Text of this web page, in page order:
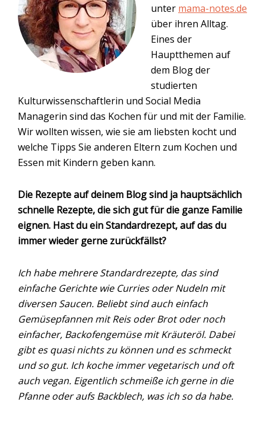
unter mama-notes.de
über ihren Alltag.
Eines der
Hauptthemen auf
dem Blog der
studierten
Kulturwissenschaftlerin und Social Media
Managerin sind das Kochen für und mit der Familie.
Wir wollten wissen, wie sie am liebsten kocht und
welche Tipps Sie anderen Eltern zum Kochen und
Essen mit Kindern geben kann.
Die Rezepte auf deinem Blog sind ja hauptsächlich
schnelle Rezepte, die sich gut für die ganze Familie
eignen. Hast du ein Standardrezept, auf das du
immer wieder gerne zurückfällst?
Ich habe mehrere Standardrezepte, das sind
einfache Gerichte wie Curries oder Nudeln mit
diversen Saucen. Beliebt sind auch einfach
Gemüsepfannen mit Reis oder Brot oder noch
einfacher, Backofengemüse mit Kräuteröl. Dabei
gibt es quasi nichts zu können und es schmeckt
und so gut. Ich koche immer vegetarisch und oft
auch vegan. Eigentlich schmeiße ich gerne in die
Pfanne oder aufs Backblech, was ich so da habe.